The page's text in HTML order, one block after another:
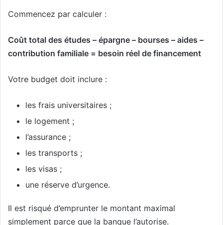
Commencez par calculer :
Coût total des études – épargne – bourses – aides –
contribution familiale = besoin réel de financement
Votre budget doit inclure :
les frais universitaires ;
le logement ;
l’assurance ;
les transports ;
les visas ;
une réserve d’urgence.
Il est risqué d’emprunter le montant maximal
simplement parce que la banque l’autorise.